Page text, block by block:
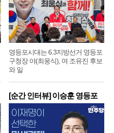
영등포시대는 6.3지방선거 영등포
구청장 야(최웅식), 여 조유진 후보
와 일
[순간 인터뷰] 이승훈 영등포
구